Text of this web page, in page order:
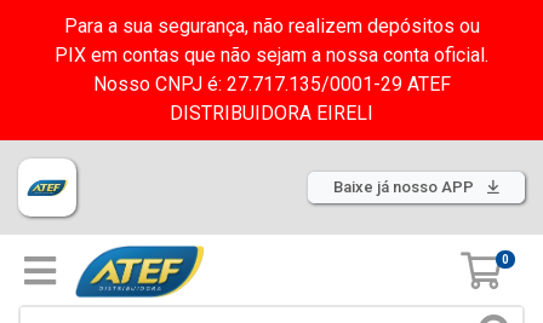
Para a sua segurança, não realizem depósitos ou
PIX em contas que não sejam a nossa conta oficial.
Nosso CNPJ é: 27.717.135/0001-29 ATEF
DISTRIBUIDORA EIRELI
Baixe já nosso APP
0